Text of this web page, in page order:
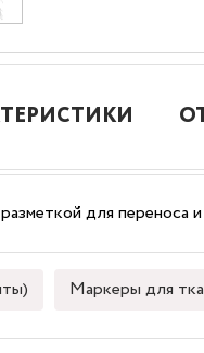
для переноса
Маркеры для